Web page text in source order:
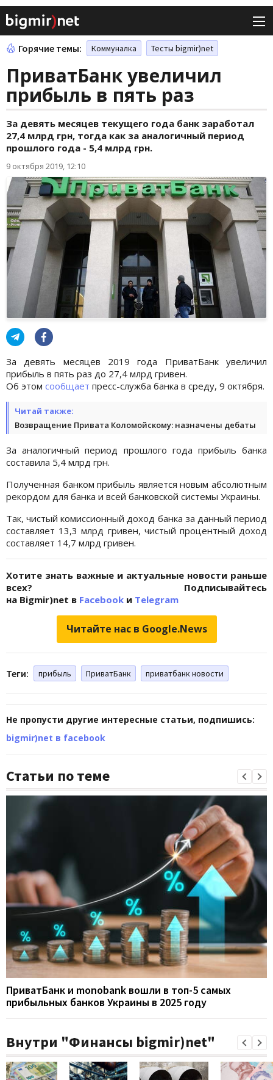
Горячие темы: Коммуналка Тесты bigmir)net
ПриватБанк увеличил
прибыль в пять раз
За девять месяцев текущего года банк заработал
27,4 млрд грн, тогда как за аналогичный период
прошлого года - 5,4 млрд грн.
9 октября 2019, 12:10
За девять месяцев 2019 года ПриватБанк увеличил
прибыль в пять раз до 27,4 млрд гривен.
Об этом сообщает пресс-служба банка в среду, 9 октября.
Читай также:
Возвращение Привата Коломойскому: назначены дебаты
За аналогичный период прошлого года прибыль банка
составила 5,4 млрд грн.
Полученная банком прибыль является новым абсолютным
рекордом для банка и всей банковской системы Украины.
Так, чистый комиссионный доход банка за данный период
составляет 13,3 млрд гривен, чистый процентный доход
составляет 14,7 млрд гривен.
Хотите знать важные и актуальные новости раньше
всех? Подписывайтесь
на Bigmir)net в Facebook и Telegram
Читайте нас в Google.News
Теги: прибыль ПриватБанк приватбанк новости
Не пропусти другие интересные статьи, подпишись:
bigmir)net в facebook
Статьи по теме
ПриватБанк и monobank вошли в топ-5 самых
прибыльных банков Украины в 2025 году
Внутри "Финансы bigmir)net"